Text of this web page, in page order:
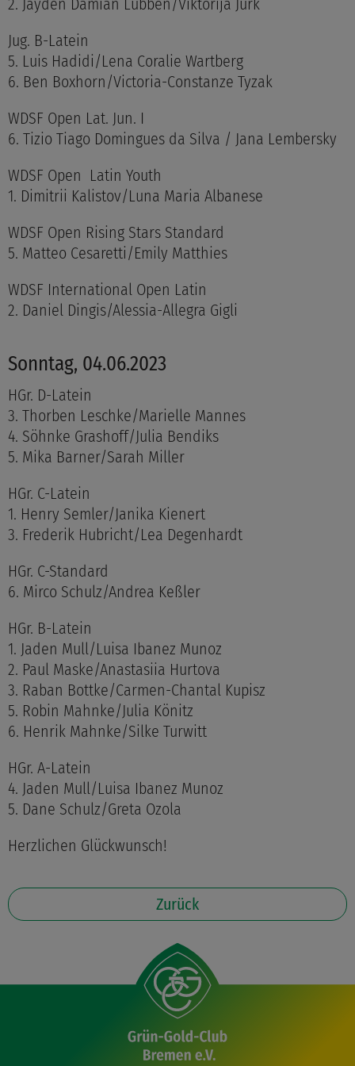
2. Jayden Damian Lübben/Viktorija Jurk
Jug. B-Latein
5. Luis Hadidi/Lena Coralie Wartberg
6. Ben Boxhorn/Victoria-Constanze Tyzak
WDSF Open Lat. Jun. I
6. Tizio Tiago Domingues da Silva / Jana Lembersky
WDSF Open Latin Youth
1. Dimitrii Kalistov/Luna Maria Albanese
WDSF Open Rising Stars Standard
5. Matteo Cesaretti/Emily Matthies
WDSF International Open Latin
2. Daniel Dingis/Alessia-Allegra Gigli
Sonntag, 04.06.2023
HGr. D-Latein
3. Thorben Leschke/Marielle Mannes
4. Söhnke Grashoff/Julia Bendiks
5. Mika Barner/Sarah Miller
HGr. C-Latein
1. Henry Semler/Janika Kienert
3. Frederik Hubricht/Lea Degenhardt
HGr. C-Standard
6. Mirco Schulz/Andrea Keßler
HGr. B-Latein
1. Jaden Mull/Luisa Ibanez Munoz
2. Paul Maske/Anastasiia Hurtova
3. Raban Bottke/Carmen-Chantal Kupisz
5. Robin Mahnke/Julia Könitz
6. Henrik Mahnke/Silke Turwitt
HGr. A-Latein
4. Jaden Mull/Luisa Ibanez Munoz
5. Dane Schulz/Greta Ozola
Herzlichen Glückwunsch!
Zurück